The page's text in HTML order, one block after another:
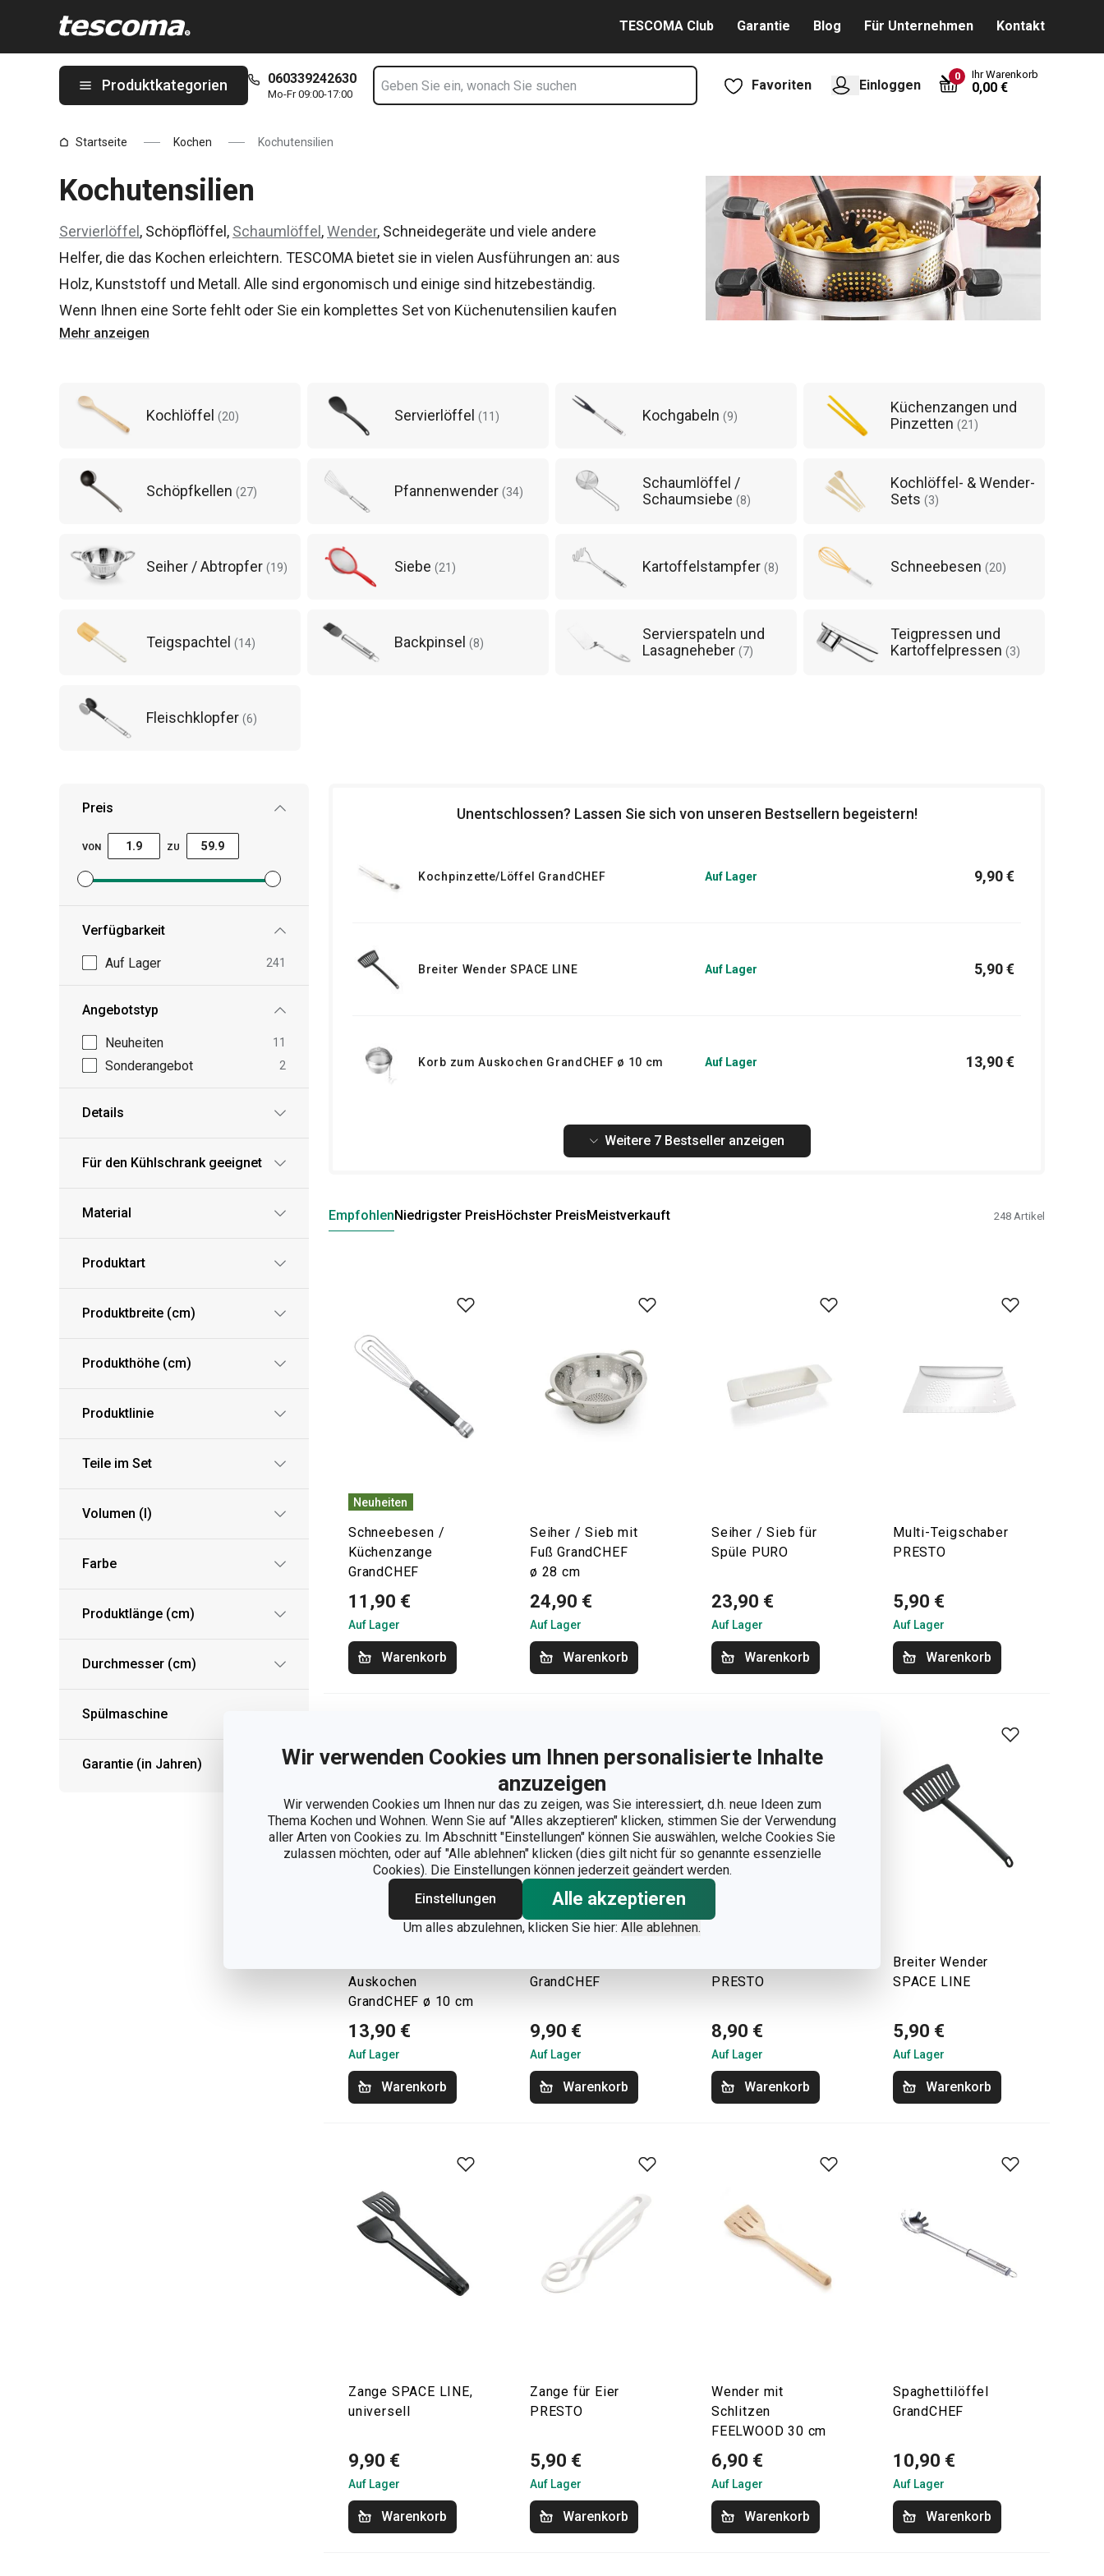
Wir verwenden Cookies um Ihnen personalisierte Inhalte
anzuzeigen
Wir verwenden Cookies um Ihnen nur das zu zeigen, was Sie interessiert, d.h. neue Ideen zum
Thema Kochen und Wohnen. Wenn Sie auf "Alles akzeptieren" klicken, stimmen Sie der Verwendung
aller Arten von Cookies zu. Im Abschnitt "Einstellungen" können Sie auswählen, welche Cookies Sie
zulassen möchten, oder auf "Alle ablehnen" klicken (dies gilt nicht für so genannte essenzielle
Cookies). Die Einstellungen können jederzeit geändert werden.
Einstellungen
Alle akzeptieren
Um alles abzulehnen, klicken Sie hier: Alle ablehnen.
TESCOMA Club Garantie Blog Für Unternehmen Kontakt
Produktkategorien 060339242630
Mo-Fr 09:00-17:00
Favoriten Einloggen
0 Ihr Warenkorb
0,00 €
Startseite Kochen Kochutensilien
Kochutensilien
Servierlöffel , Schöpflöffel, Schaumlöffel ,Wender, Schneidegeräte und viele andere
Helfer, die das Kochen erleichtern. TESCOMA bietet sie in vielen Ausführungen an: aus
Holz, Kunststoff und Metall. Alle sind ergonomisch und einige sind hitzebeständig.
Wenn Ihnen eine Sorte fehlt oder Sie ein komplettes Set von Küchenutensilien kaufen
möchten, können Sie es bei uns bekommen.
Mehr anzeigen
Kochlöffel (20) Servierlöffel (11) Kochgabeln (9)
Küchenzangen und
Pinzetten (21)
Schöpfkellen (27) Pfannenwender (34)
Schaumlöffel /
Schaumsiebe (8)
Kochlöffel- & Wender-
Sets (3)
Seiher / Abtropfer (19) Siebe (21) Kartoffelstampfer (8) Schneebesen (20)
Teigspachtel (14) Backpinsel (8)
Servierspateln und
Lasagneheber (7)
Teigpressen und
Kartoffelpressen (3)
Fleischklopfer (6)
Preis
VON ZU
Mindestpreisfilter festlegen
Höchstpreisfilter festlegen
Verfügbarkeit
Auf Lager 241
Angebotstyp
Neuheiten 11
Sonderangebot 2
Details
Für den Kühlschrank geeignet
Material
Produktart
Produktbreite (cm)
Produkthöhe (cm)
Produktlinie
Teile im Set
Volumen (l)
Farbe
Produktlänge (cm)
Durchmesser (cm)
Spülmaschine
Garantie (in Jahren)
Unentschlossen? Lassen Sie sich von unseren Bestsellern begeistern!
Kochpinzette/Löffel GrandCHEF Auf Lager 9,90 €
Breiter Wender SPACE LINE Auf Lager 5,90 €
Korb zum Auskochen GrandCHEF ø 10 cm Auf Lager 13,90 €
Weitere 7 Bestseller anzeigen
EmpfohlenNiedrigster PreisHöchster PreisMeistverkauft 248 Artikel
Neuheiten
Schneebesen /
Küchenzange
GrandCHEF
11,90 €
Auf Lager
Warenkorb
Seiher / Sieb mit
Fuß GrandCHEF
ø 28 cm
24,90 €
Auf Lager
Warenkorb
Seiher / Sieb für
Spüle PURO
23,90 €
Auf Lager
Warenkorb
Multi-Teigschaber
PRESTO
5,90 €
Auf Lager
Warenkorb
Auskochen
GrandCHEF ø 10 cm
13,90 €
Auf Lager
Warenkorb
GrandCHEF
9,90 €
Auf Lager
Warenkorb
PRESTO
8,90 €
Auf Lager
Warenkorb
Breiter Wender
SPACE LINE
5,90 €
Auf Lager
Warenkorb
Zange SPACE LINE,
universell
9,90 €
Auf Lager
Warenkorb
Zange für Eier
PRESTO
5,90 €
Auf Lager
Warenkorb
Wender mit
Schlitzen
FEELWOOD 30 cm
6,90 €
Auf Lager
Warenkorb
Spaghettilöffel
GrandCHEF
10,90 €
Auf Lager
Warenkorb